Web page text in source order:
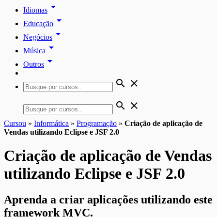
Idiomas arrow_drop_down
Educação arrow_drop_down
Negócios arrow_drop_down
Música arrow_drop_down
Outros arrow_drop_down
search close
search close
Cursou » Informática » Programação » Criação de aplicação de
Vendas utilizando Eclipse e JSF 2.0
Criação de aplicação de Vendas
utilizando Eclipse e JSF 2.0
Aprenda a criar aplicações utilizando este
framework MVC.